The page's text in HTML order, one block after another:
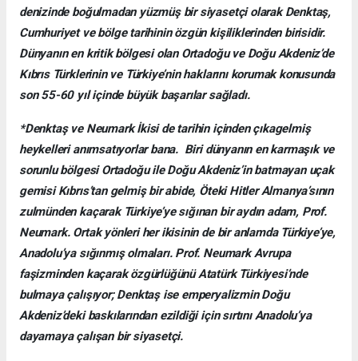
denizinde boğulmadan yüzmüş bir siyasetçi olarak Denktaş,
Cumhuriyet ve bölge tarihinin özgün kişiliklerinden birisidir.
Dünyanın en kritik bölgesi olan Ortadoğu ve Doğu Akdeniz’de
Kıbrıs Türklerinin ve Türkiye’nin haklarını korumak konusunda
son 55-60 yıl içinde büyük başarılar sağladı.
*Denktaş ve Neumark İkisi de tarihin içinden çıkagelmiş
heykelleri anımsatıyorlar bana. Biri dünyanın en karmaşık ve
sorunlu bölgesi Ortadoğu ile Doğu Akdeniz’in batmayan uçak
gemisi Kıbrıs’tan gelmiş bir abide, Öteki Hitler Almanya’sının
zulmünden kaçarak Türkiye’ye sığınan bir aydın adam, Prof.
Neumark. Ortak yönleri her ikisinin de bir anlamda Türkiye’ye,
Anadolu’ya sığınmış olmaları. Prof. Neumark Avrupa
faşizminden kaçarak özgürlüğünü Atatürk Türkiyesi’nde
bulmaya çalışıyor; Denktaş ise emperyalizmin Doğu
Akdeniz’deki baskılarından ezildiği için sırtını Anadolu’ya
dayamaya çalışan bir siyasetçi.